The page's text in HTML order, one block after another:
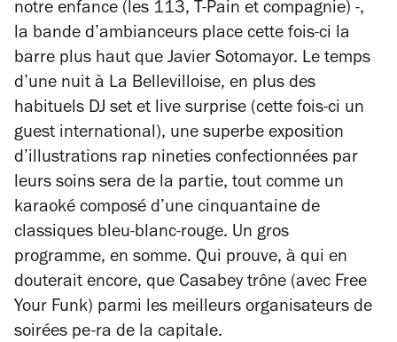
notre enfance (les 113, T-Pain et compagnie) -,
la bande d’ambianceurs place cette fois-ci la
barre plus haut que Javier Sotomayor. Le temps
d’une nuit à La Bellevilloise, en plus des
habituels DJ set et live surprise (cette fois-ci un
guest international), une superbe exposition
d’illustrations rap nineties confectionnées par
leurs soins sera de la partie, tout comme un
karaoké composé d’une cinquantaine de
classiques bleu-blanc-rouge. Un gros
programme, en somme. Qui prouve, à qui en
douterait encore, que Casabey trône (avec Free
Your Funk) parmi les meilleurs organisateurs de
soirées pe-ra de la capitale.